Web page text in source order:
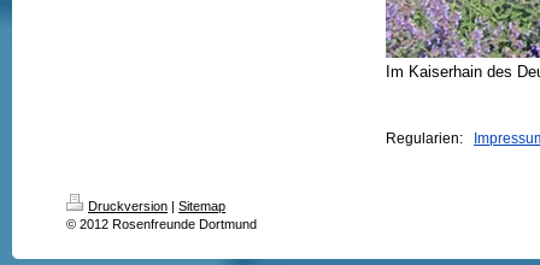
Im Kaiserhain des
Regularien:
Druckversion | Sitemap
© 2012 Rosenfreunde Dortmund